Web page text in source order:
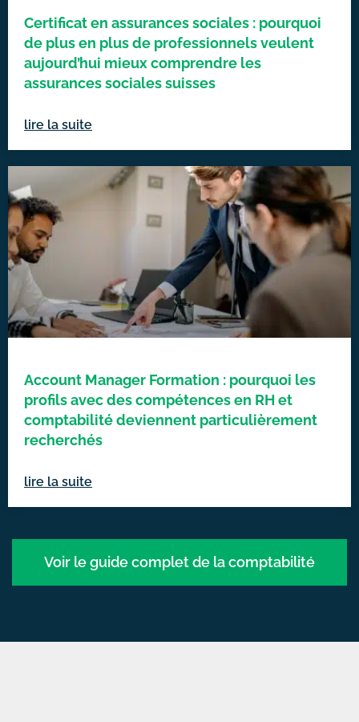
Certificat en assurances sociales : pourquoi
de plus en plus de professionnels veulent
aujourd’hui mieux comprendre les
assurances sociales suisses
lire la suite
Account Manager Formation : pourquoi les
profils avec des compétences en RH et
comptabilité deviennent particulièrement
recherchés
lire la suite
Voir le guide complet de la comptabilité